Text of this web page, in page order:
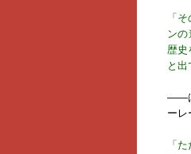
「
ン
歴史
と出
――
ーレ
「